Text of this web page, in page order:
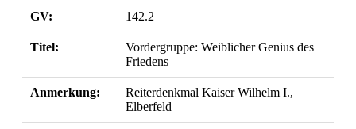
GV: 142.2
Titel:
Vordergruppe: Weiblicher Genius des
Friedens
Anmerkung:
Reiterdenkmal Kaiser Wilhelm I.,
Elberfeld